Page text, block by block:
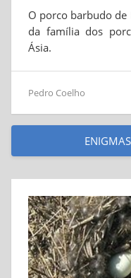
O porco barbudo
da família dos
Ásia.
Pedro Coelho